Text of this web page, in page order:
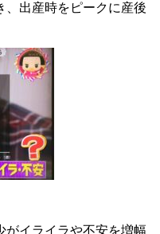
、出産時をピークに産後
がイライラや不安を増幅